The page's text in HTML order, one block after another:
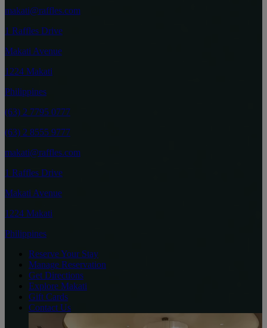
makati@raffles.com
1 Raffles Drive
Makati Avenue
1224 Makati
Philippines
(63) 2 7795 0777
(63) 2 8555 9777
makati@raffles.com
1 Raffles Drive
Makati Avenue
1224 Makati
Philippines
Reserve Your Stay
Manage Reservation
Get Directions
Explore Makati
Gift Cards
Contact Us